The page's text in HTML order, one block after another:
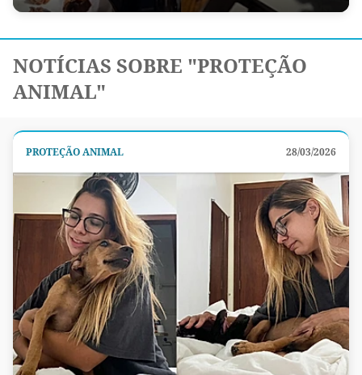
NOTÍCIAS SOBRE "PROTEÇÃO
ANIMAL"
PROTEÇÃO ANIMAL 28/03/2026